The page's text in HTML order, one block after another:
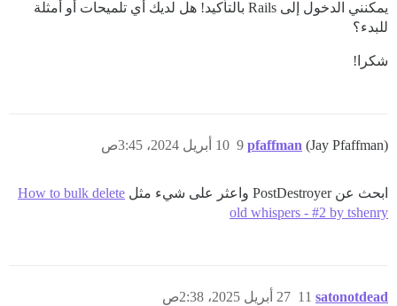
يمكنني الدخول إلى Rails بالتأكيد! هل لديك أي تلميحات أو أمثلة
للبدء؟
شكرا!
pfaffman (Jay Pfaffman) 10 أبريل 2024، 3:45ص 9
ابحث عن PostDestroyer واعثر على شيء مثل
How to bulk delete
old whispers - #2 by tshenry
satonotdead 27 أبريل 2025، 2:38ص 11